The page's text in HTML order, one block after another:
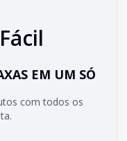
EM UM SÓ
com todos os